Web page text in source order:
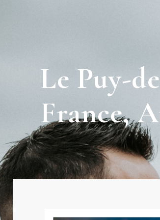
Le Puy-
France,